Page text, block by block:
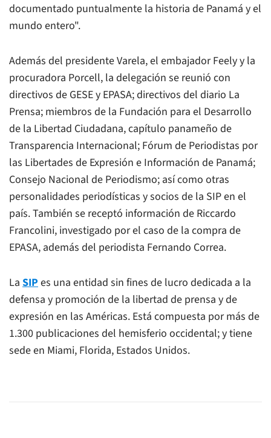
documentado puntualmente la historia de Panamá y el
mundo entero".
Además del presidente Varela, el embajador Feely y la
procuradora Porcell, la delegación se reunió con
directivos de GESE y EPASA; directivos del diario La
Prensa; miembros de la Fundación para el Desarrollo
de la Libertad Ciudadana, capítulo panameño de
Transparencia Internacional; Fórum de Periodistas por
las Libertades de Expresión e Información de Panamá;
Consejo Nacional de Periodismo; así como otras
personalidades periodísticas y socios de la SIP en el
país. También se receptó información de Riccardo
Francolini, investigado por el caso de la compra de
EPASA, además del periodista Fernando Correa.
La SIP es una entidad sin fines de lucro dedicada a la
defensa y promoción de la libertad de prensa y de
expresión en las Américas. Está compuesta por más de
1.300 publicaciones del hemisferio occidental; y tiene
sede en Miami, Florida, Estados Unidos.